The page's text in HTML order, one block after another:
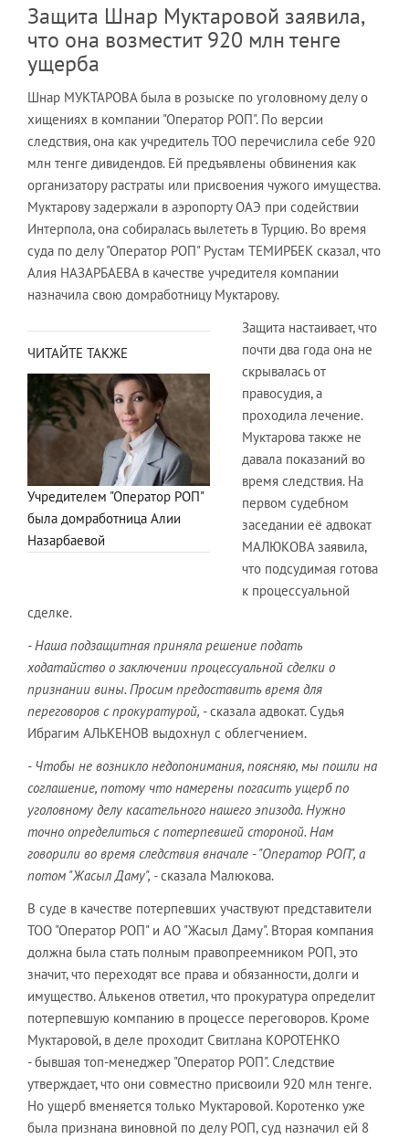
Защита Шнар Муктаровой заявила,
что она возместит 920 млн тенге
ущерба
Шнар МУКТАРОВА была в розыске по уголовному делу о
хищениях в компании "Оператор РОП". По версии
следствия, она как учредитель ТОО перечислила себе 920
млн тенге дивидендов. Ей предъявлены обвинения как
организатору растраты или присвоения чужого имущества.
Муктарову задержали в аэропорту ОАЭ при содействии
Интерпола, она собиралась вылететь в Турцию. Во время
суда по делу "Оператор РОП" Рустам ТЕМИРБЕК сказал, что
Алия НАЗАРБАЕВА в качестве учредителя компании
назначила свою домработницу Муктарову.
ЧИТАЙТЕ ТАКЖЕ
Учредителем "Оператор РОП"
была домработница Алии
Назарбаевой
Защита настаивает, что
почти два года она не
скрывалась от
правосудия, а
проходила лечение.
Муктарова также не
давала показаний во
время следствия. На
первом судебном
заседании её адвокат
МАЛЮКОВА заявила,
что подсудимая готова
к процессуальной
сделке.
- Наша подзащитная приняла решение подать
ходатайство о заключении процессуальной сделки о
признании вины. Просим предоставить время для
переговоров с прокуратурой, - сказала адвокат. Судья
Ибрагим АЛЬКЕНОВ выдохнул с облегчением.
- Чтобы не возникло недопонимания, поясняю, мы пошли на
соглашение, потому что намерены погасить ущерб по
уголовному делу касательного нашего эпизода. Нужно
точно определиться с потерпевшей стороной. Нам
говорили во время следствия вначале - "Оператор РОП", а
потом "Жасыл Даму", - сказала Малюкова.
В суде в качестве потерпевших участвуют представители
ТОО "Оператор РОП" и АО "Жасыл Даму". Вторая компания
должна была стать полным правопреемником РОП, это
значит, что переходят все права и обязанности, долги и
имущество. Алькенов ответил, что прокуратура определит
потерпевшую компанию в процессе переговоров. Кроме
Муктаровой, в деле проходит Свитлана КОРОТЕНКО
- бывшая топ-менеджер "Оператор РОП". Следствие
утверждает, что они совместно присвоили 920 млн тенге.
Но ущерб вменяется только Муктаровой. Коротенко уже
была признана виновной по делу РОП, суд назначил ей 8